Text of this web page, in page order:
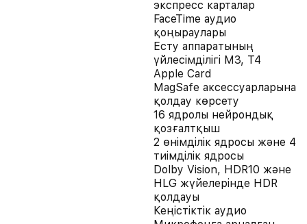
экспресс карталар
FaceTime аудио
қоңыраулары
Есту аппаратының
үйлесімділігі M3, T4
Apple Card
MagSafe аксессуарларына
қолдау көрсету
16 ядролы нейрондық
қозғалтқыш
2 өнімділік ядросы және 4
тиімділік ядросы
Dolby Vision, HDR10 және
HLG жүйелерінде HDR
қолдауы
Кеңістіктік аудио